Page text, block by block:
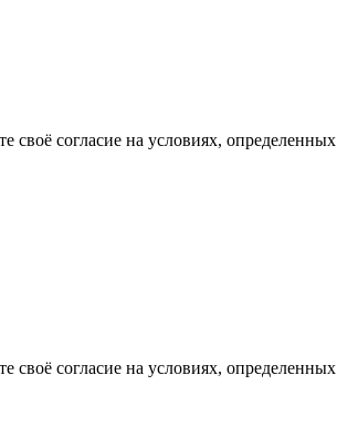
согласие на условиях, определенных
согласие на условиях, определенных